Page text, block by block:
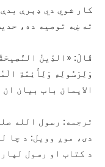
کار شوي دي ډېرې
ته ښه توصیه ده،
قَالَ: «الدِّينُ
وَلِرَسُولِهِ وَلِأَئِمَّةِ
الایمان باب بیان ان
ترجمه: رسول الله
دی، موږ وویل: د چا
د کتاب او رسول